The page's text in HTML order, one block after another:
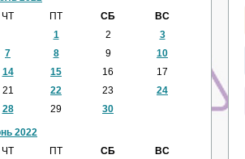
ЧТ ПТ СБ
ВС
1
2
3
7 8 9
10
14 15 16
17
21 22 23
24
28 29 30
2022
ЧТ ПТ СБ
ВС